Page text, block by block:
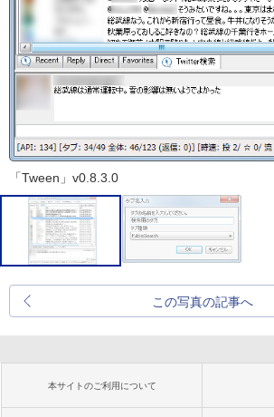
「Tween」v0.8.3.0
この写真の記事へ
本サイトのご利用について